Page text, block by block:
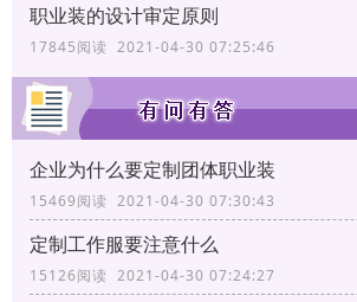
职业装的设计审定原则
17845阅读 2021-04-30 07:25:46
企业为什么要定制团体职业装
15469阅读 2021-04-30 07:30:43
定制工作服要注意什么
15126阅读 2021-04-30 07:24:27